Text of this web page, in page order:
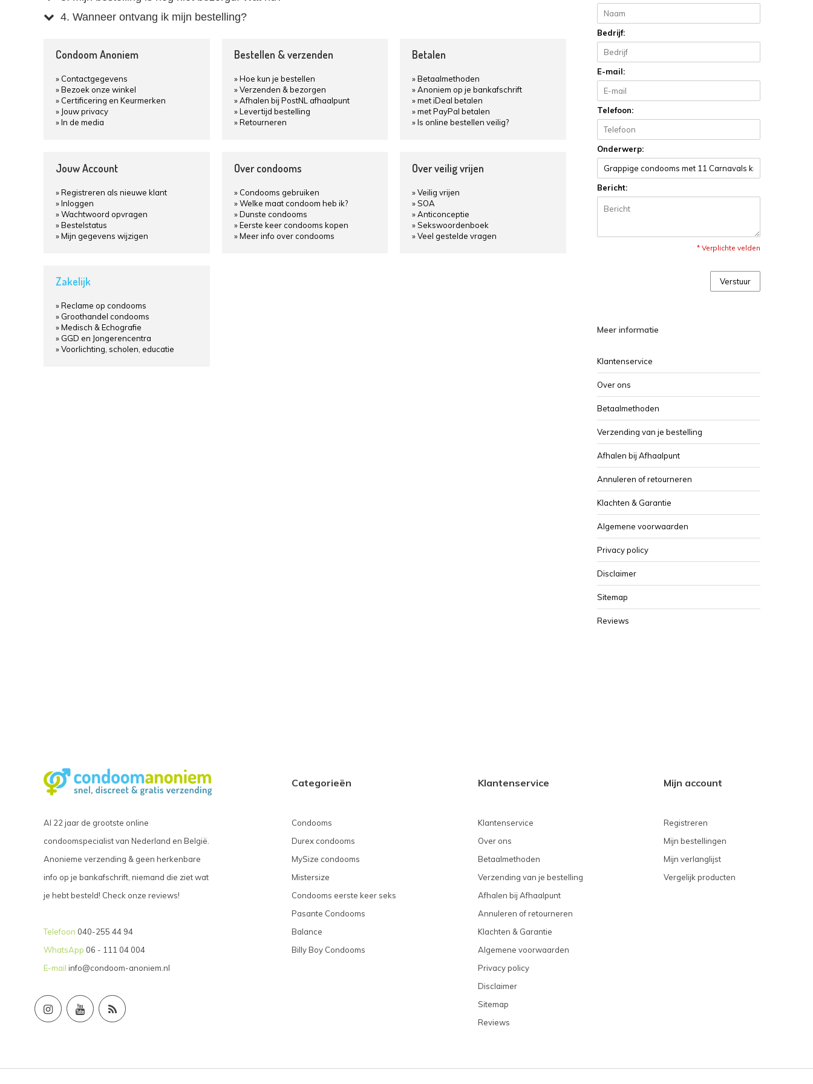
4. Wanneer ontvang ik mijn bestelling?
Condoom Anoniem
Contactgegevens
Bezoek onze winkel
Certificering en Keurmerken
Jouw privacy
In de media
Bestellen & verzenden
Hoe kun je bestellen
Verzenden & bezorgen
Afhalen bij PostNL afhaalpunt
Levertijd bestelling
Retourneren
Betalen
Betaalmethoden
Anoniem op je bankafschrift
met iDeal betalen
met PayPal betalen
Is online bestellen veilig?
Jouw Account
Registreren als nieuwe klant
Inloggen
Wachtwoord opvragen
Bestelstatus
Mijn gegevens wijzigen
Over condooms
Condooms gebruiken
Welke maat condoom heb ik?
Dunste condooms
Eerste keer condooms kopen
Meer info over condooms
Over veilig vrijen
Veilig vrijen
SOA
Anticonceptie
Sekswoordenboek
Veel gestelde vragen
Zakelijk
Reclame op condooms
Groothandel condooms
Medisch & Echografie
GGD en Jongerencentra
Voorlichting, scholen, educatie
Bedrijf:
E-mail:
Telefoon:
Onderwerp:
Bericht:
* Verplichte velden
Verstuur
Meer informatie
Klantenservice
Over ons
Betaalmethoden
Verzending van je bestelling
Afhalen bij Afhaalpunt
Annuleren of retourneren
Klachten & Garantie
Algemene voorwaarden
Privacy policy
Disclaimer
Sitemap
Reviews
Al 22 jaar de grootste online
condoomspecialist van Nederland en België.
Anonieme verzending & geen herkenbare
info op je bankafschrift, niemand die ziet wat
je hebt besteld! Check onze reviews!
Telefoon 040-255 44 94
WhatsApp 06 - 111 04 004
E-mail info@condoom-anoniem.nl
Categorieën
Condooms
Durex condooms
MySize condooms
Mistersize
Condooms eerste keer seks
Pasante Condooms
Balance
Billy Boy Condooms
Klantenservice
Klantenservice
Over ons
Betaalmethoden
Verzending van je bestelling
Afhalen bij Afhaalpunt
Annuleren of retourneren
Klachten & Garantie
Algemene voorwaarden
Privacy policy
Disclaimer
Sitemap
Reviews
Mijn account
Registreren
Mijn bestellingen
Mijn verlanglijst
Vergelijk producten